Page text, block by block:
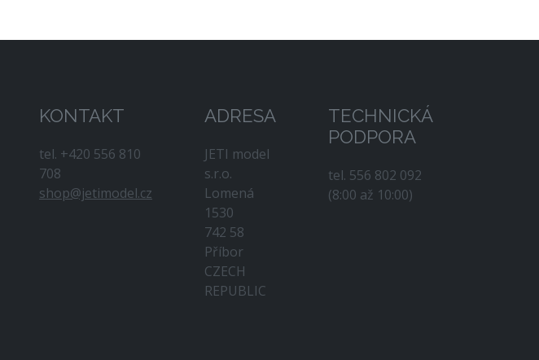
KONTAKT
tel. +420 556 810
708
shop@jetimodel.cz
ADRESA
JETI model
s.r.o.
Lomená
1530
742 58
Příbor
CZECH
REPUBLIC
TECHNICKÁ
PODPORA
tel. 556 802 092
(8:00 až 10:00)